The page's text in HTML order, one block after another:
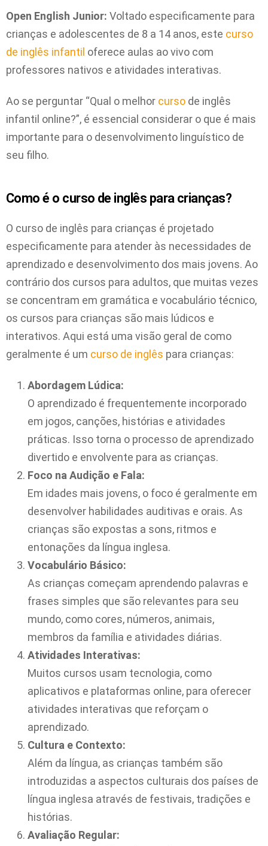
Open English Junior: Voltado especificamente para
crianças e adolescentes de 8 a 14 anos, este curso
de inglês infantil oferece aulas ao vivo com
professores nativos e atividades interativas.
Ao se perguntar “Qual o melhor curso de inglês
infantil online?”, é essencial considerar o que é mais
importante para o desenvolvimento linguístico de
seu filho.
Como é o curso de inglês para crianças?
O curso de inglês para crianças é projetado
especificamente para atender às necessidades de
aprendizado e desenvolvimento dos mais jovens. Ao
contrário dos cursos para adultos, que muitas vezes
se concentram em gramática e vocabulário técnico,
os cursos para crianças são mais lúdicos e
interativos. Aqui está uma visão geral de como
geralmente é um curso de inglês para crianças:
Abordagem Lúdica:
O aprendizado é frequentemente incorporado
em jogos, canções, histórias e atividades
práticas. Isso torna o processo de aprendizado
divertido e envolvente para as crianças.
Foco na Audição e Fala:
Em idades mais jovens, o foco é geralmente em
desenvolver habilidades auditivas e orais. As
crianças são expostas a sons, ritmos e
entonações da língua inglesa.
Vocabulário Básico:
As crianças começam aprendendo palavras e
frases simples que são relevantes para seu
mundo, como cores, números, animais,
membros da família e atividades diárias.
Atividades Interativas:
Muitos cursos usam tecnologia, como
aplicativos e plataformas online, para oferecer
atividades interativas que reforçam o
aprendizado.
Cultura e Contexto:
Além da língua, as crianças também são
introduzidas a aspectos culturais dos países de
língua inglesa através de festivais, tradições e
histórias.
Avaliação Regular: